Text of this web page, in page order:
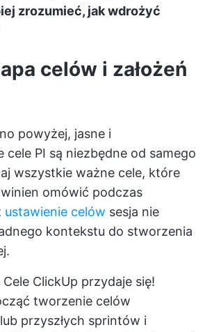
zrozumieć, jak wdrożyć
celów i założeń
powyżej, jasne i
cele PI są niezbędne od samego
wszystkie ważne cele, które
omówić podczas
ustawienie celów sesja nie
kontekstu do stworzenia
Cele ClickUp przydaje się!
tworzenie celów
przyszłych sprintów i